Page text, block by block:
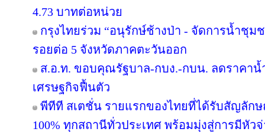
4.73 บาทต่อหน่วย
กรุงไทยร่วม “อนุรักษ์ช้างป่า - จัดการน้ำชุ
รอยต่อ 5 จังหวัดภาคตะวันออก
ส.อ.ท. ขอบคุณรัฐบาล-กบง.-กบน. ลดราคา
เศรษฐกิจฟื้นตัว
พีทีที สเตชั่น รายแรกของไทยที่ได้รับสัญลัก
100% ทุกสถานีทั่วประเทศ พร้อมมุ่งสู่การมีหัว